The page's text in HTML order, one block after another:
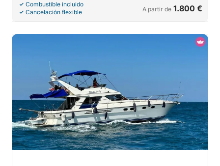
Combustible incluido
Cancelación flexible
A partir de 1.800 €